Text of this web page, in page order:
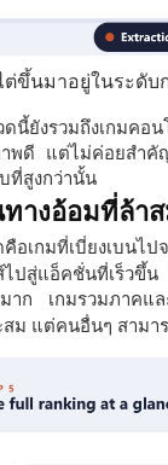
ไต่ขึ้นมาอยู่ในระ
ยังรวมถึงเกมคอน
พดี แต่ไม่ค่อยสำคั
ที่สูงกว่านั้น
ทางอ้อมที่ล้า
คือเกมที่เบี่ยงเบน
ไปสู่แอ็คชั่นที่เร็วขึ้
ก เกมรวมภาคแล
สม แต่คนอื่นๆ สามา